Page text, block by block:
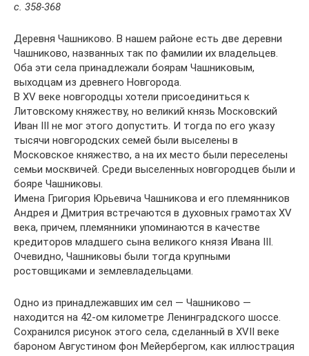
с. 358-368
Деревня Чашниково. В нашем районе есть две деревни
Чашниково, названных так по фамилии их владельцев.
Оба эти села принадлежали боярам Чашниковым,
выходцам из древнего Новгорода.
В XV веке новгородцы хотели присоединиться к
Литовскому княжеству, но великий князь Московский
Иван III не мог этого допустить. И тогда по его указу
тысячи новгородских семей были выселены в
Московское княжество, а на их место были переселены
семьи москвичей. Среди выселенных новгородцев были и
бояре Чашниковы.
Имена Григория Юрьевича Чашникова и его племянников
Андрея и Дмитрия встречаются в духовных грамотах XV
века, причем, племянники упоминаются в качестве
кредиторов младшего сына великого князя Ивана III.
Очевидно, Чашниковы были тогда крупными
ростовщиками и землевладельцами.
Одно из принадлежавших им сел — Чашниково —
находится на 42-ом километре Ленинградского шоссе.
Сохранился рисунок этого села, сделанный в XVII веке
бароном Августином фон Мейербергом, как иллюстрация